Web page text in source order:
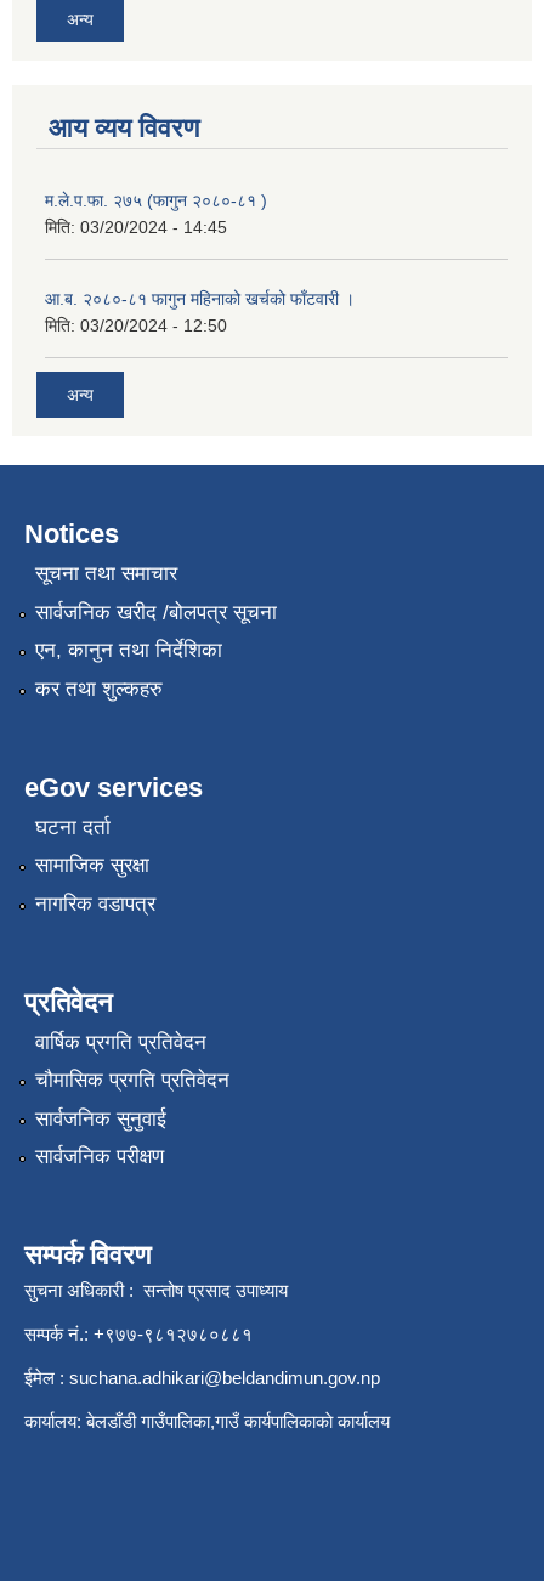
अन्य
आय व्यय विवरण
म.ले.प.फा. २७५ (फागुन २०८०-८१ )
मिति: 03/20/2024 - 14:45
आ.ब. २०८०-८१ फागुन महिनाको खर्चको फाँटवारी ।
मिति: 03/20/2024 - 12:50
अन्य
Notices
सूचना तथा समाचार
सार्वजनिक खरीद /बोलपत्र सूचना
एन, कानुन तथा निर्देशिका
कर तथा शुल्कहरु
eGov services
घटना दर्ता
सामाजिक सुरक्षा
नागरिक वडापत्र
प्रतिवेदन
वार्षिक प्रगति प्रतिवेदन
चौमासिक प्रगति प्रतिवेदन
सार्वजनिक सुनुवाई
सार्वजनिक परीक्षण
सम्पर्क विवरण
सुचना अधिकारी : सन्तोष प्रसाद उपाध्याय
सम्पर्क नं.: +९७७-९८१२७८०८८१
ईमेल : suchana.adhikari@beldandimun.gov.np
कार्यालय: बेलडाँडी गाउँपालिका,गाउँ कार्यपालिकाकाे कार्यालय